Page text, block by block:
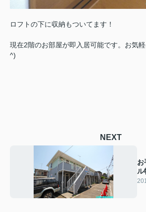
ロフトの下に収納もついてます！
現在2階のお部屋が即入居可能です。お気
^)
NEXT
お
ル
す